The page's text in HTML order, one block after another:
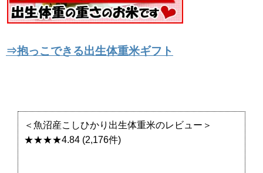
⇒抱っこできる出生体重米ギフト
＜魚沼産こしひかり出生体重米のレビュー＞
★★★★4.84 (2,176件)